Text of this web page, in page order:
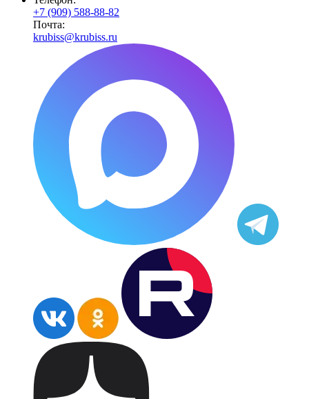
+7 (909) 588-88-82
Почта:
krubiss@krubiss.ru